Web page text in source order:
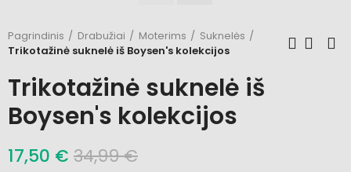
Pagrindinis Drabužiai Moterims
Suknelės
Trikotažinė suknelė iš Boysen's kolekcijos
Trikotažinė suknelė iš
Boysen's kolekcijos
17,50 € 34,99 €